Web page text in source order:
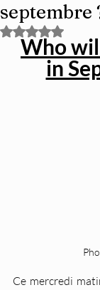
septembre
Noté NaN
Who
in
Ce mercredi